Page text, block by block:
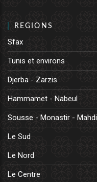
REGIONS
Sfax
Tunis et environs
Djerba - Zarzis
Hammamet - Nabeul
Sousse - Monastir -
Le Sud
Le Nord
Le Centre